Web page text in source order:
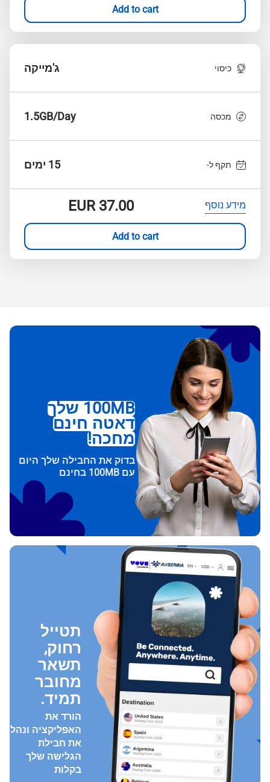
Add to cart
כיסוי ג'מייקה
מכסה 1.5GB/Day
תקף ל- 15 ימים
מידע נוסף EUR37.00
Add to cart
100MB שלך
דאטה חינם
מחכה!
בדוק את החבילה שלך היום
עם 100MB בחינם
תטייל
רחוק,
תשאר
מחובר
תמיד.
הורד את
האפליקציה ונהל
את חבילת
הגלישה שלך
בקלות